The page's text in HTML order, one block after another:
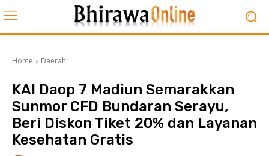
Home Daerah
KAI Daop 7 Madiun Semarakkan
Sunmor CFD Bundaran Serayu,
Beri Diskon Tiket 20% dan Layanan
Kesehatan Gratis